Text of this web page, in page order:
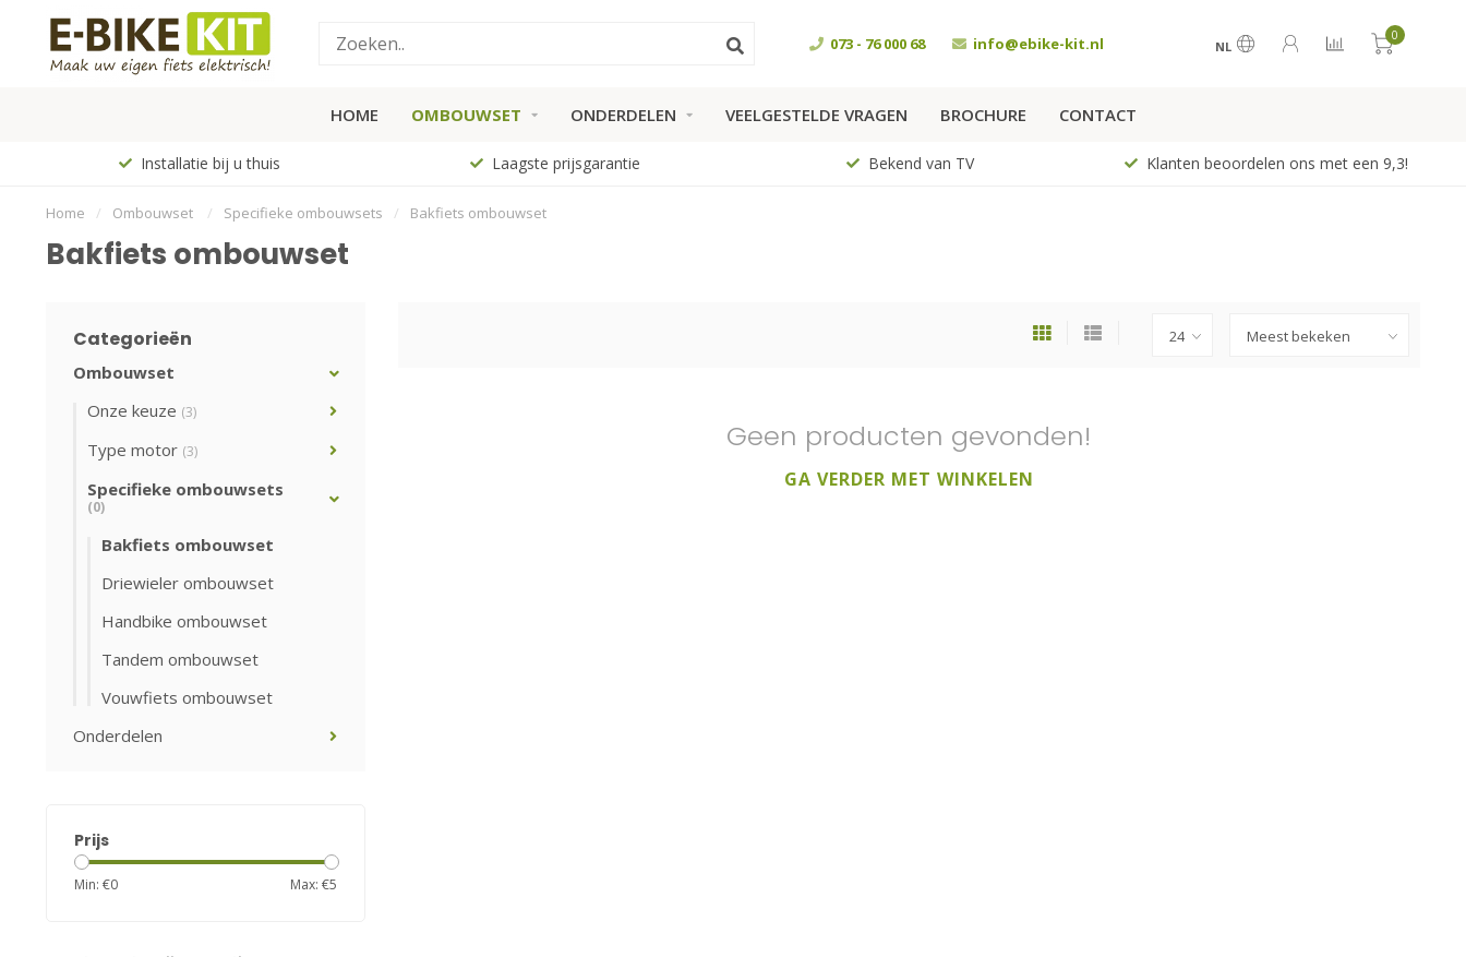
073 - 76 000 68 info@ebike-kit.nl NL
0
HOME OMBOUWSET ONDERDELEN VEELGESTELDE VRAGEN BROCHURE CONTACT
Installatie bij u thuis Laagste prijsgarantie Bekend van TV Klanten beoordelen ons met een 9,3!
Home / Ombouwset / Specifieke ombouwsets / Bakfiets ombouwset
Bakfiets ombouwset
Categorieën
Ombouwset
Onze keuze (3)
Type motor (3)
Specifieke ombouwsets
(0)
Bakfiets ombouwset
Driewieler ombouwset
Handbike ombouwset
Tandem ombouwset
Vouwfiets ombouwset
Onderdelen
Prijs
Min: €0 Max: €5
Geen producten gevonden!
GA VERDER MET WINKELEN